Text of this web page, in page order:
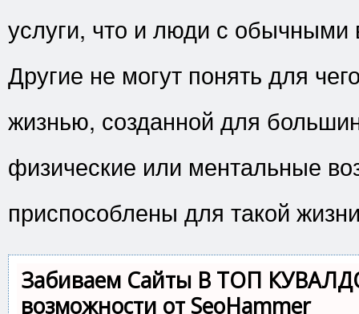
услуги, что и люди с обычными
Другие не могут понять для
жизнью, созданной для
физические или ментальные
приспособлены для такой
Забиваем Сайты В ТОП
возможности от SeoHammer